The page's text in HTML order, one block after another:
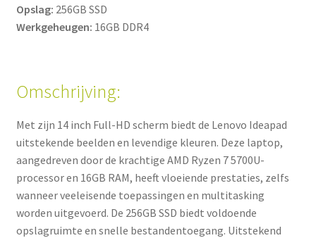
Opslag: 256GB SSD
Werkgeheugen: 16GB DDR4
Omschrijving:
Met zijn 14 inch Full-HD scherm biedt de Lenovo Ideapad
uitstekende beelden en levendige kleuren. Deze laptop,
aangedreven door de krachtige AMD Ryzen 7 5700U-
processor en 16GB RAM, heeft vloeiende prestaties, zelfs
wanneer veeleisende toepassingen en multitasking
worden uitgevoerd. De 256GB SSD biedt voldoende
opslagruimte en snelle bestandentoegang. Uitstekend